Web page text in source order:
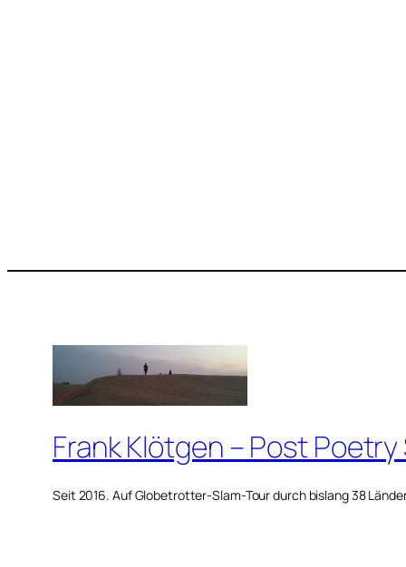
Frank Klötgen – Post
Seit 2016. Auf Globetrotter-Slam-Tour durch bislang 38